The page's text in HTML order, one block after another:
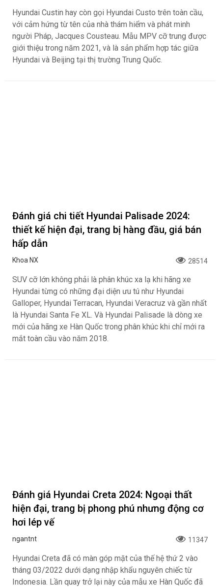
Hyundai Custin hay còn gọi Hyundai Custo trên toàn cầu,
với cảm hứng từ tên của nhà thám hiểm và phát minh
người Pháp, Jacques Cousteau. Mẫu MPV cỡ trung được
giới thiệu trong năm 2021, và là sản phẩm hợp tác giữa
Hyundai và Beijing tại thị trường Trung Quốc.
Đánh giá chi tiết Hyundai Palisade 2024:
thiết kế hiện đại, trang bị hàng đầu, giá bán
hấp dẫn
Khoa NX 28514
SUV cỡ lớn không phải là phân khúc xa lạ khi hãng xe
Hyundai từng có những đại diện ưu tú như Hyundai
Galloper, Hyundai Terracan, Hyundai Veracruz và gần nhất
là Hyundai Santa Fe XL. Và Hyundai Palisade là dòng xe
mới của hãng xe Hàn Quốc trong phân khúc khi chỉ mới ra
mắt toàn cầu vào năm 2018.
Đánh giá Hyundai Creta 2024: Ngoại thất
hiện đại, trang bị phong phú nhưng động cơ
hơi lép vế
ngantnt 11347
Hyundai Creta đã có màn góp mặt của thế hệ thứ 2 vào
tháng 03/2022 dưới dạng nhập khẩu nguyên chiếc từ
Indonesia. Lần quay trở lại này của mẫu xe Hàn Quốc đã